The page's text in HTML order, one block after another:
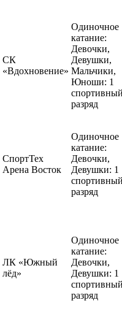
СК
«Вдохновение»
Одиночное
катание:
Девочки,
Девушки,
Мальчики,
Юноши: 1
разряд
СпортТех
Арена Восток
Одиночное
катание:
Девочки,
Девушки: 1
разряд
ЛК «Южный
лёд»
Одиночное
катание:
Девочки,
Девушки: 1
разряд